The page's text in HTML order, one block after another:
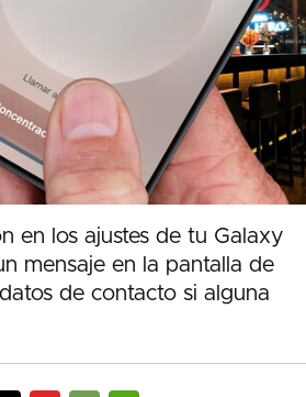
en los ajustes de tu Galaxy
mensaje en la pantalla de
de contacto si alguna